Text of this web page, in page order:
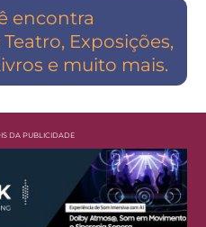
encontra
Exposições,
e muito mais.
DA PUBLICIDADE